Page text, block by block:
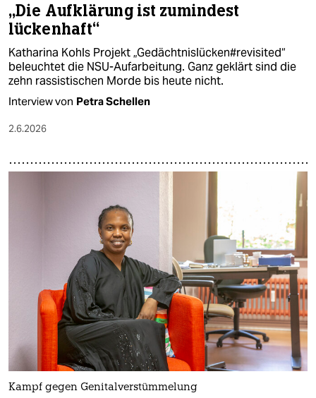
„Die Aufklärung ist zumindest
lückenhaft“
Katharina Kohls Projekt „Gedächtnislücken#revisited“
beleuchtet die NSU-Aufarbeitung. Ganz geklärt sind die
zehn rassistischen Morde bis heute nicht.
Interview von Petra Schellen
2.6.2026
Kampf gegen Genitalverstümmelung